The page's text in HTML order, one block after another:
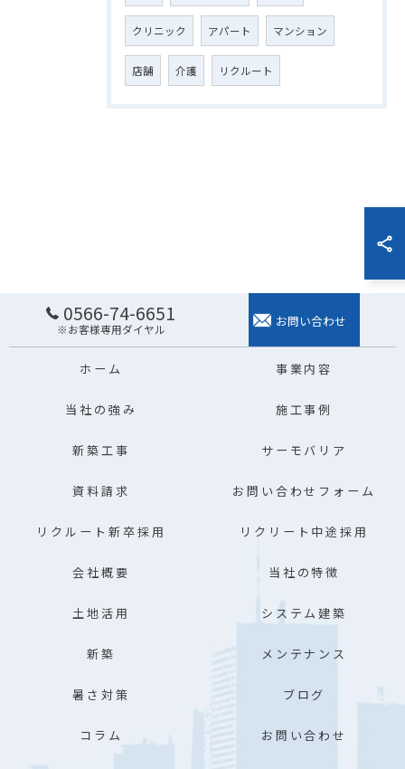
クリニック アパート マンション
店舗 介護 リクルート
0566-74-6651
※お客様専用ダイヤル
お問い合わせ
ホーム 事業内容
当社の強み 施工事例
新築工事 サーモバリア
資料請求 お問い合わせフォーム
リクルート新卒採用 リクリート中途採用
会社概要 当社の特徴
土地活用 システム建築
新築 メンテナンス
暑さ対策 ブログ
コラム お問い合わせ